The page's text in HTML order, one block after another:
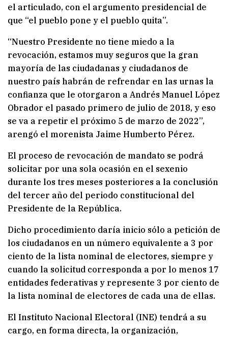
el articulado, con el argumento presidencial de
que “el pueblo pone y el pueblo quita”.
“Nuestro Presidente no tiene miedo a la
revocación, estamos muy seguros que la gran
mayoría de las ciudadanas y ciudadanos de
nuestro país habrán de refrendar en las urnas la
confianza que le otorgaron a Andrés Manuel López
Obrador el pasado primero de julio de 2018, y eso
se va a repetir el próximo 5 de marzo de 2022”,
arengó el morenista Jaime Humberto Pérez.
El proceso de revocación de mandato se podrá
solicitar por una sola ocasión en el sexenio
durante los tres meses posteriores a la conclusión
del tercer año del periodo constitucional del
Presidente de la República.
Dicho procedimiento daría inicio sólo a petición de
los ciudadanos en un número equivalente a 3 por
ciento de la lista nominal de electores, siempre y
cuando la solicitud corresponda a por lo menos 17
entidades federativas y represente 3 por ciento de
la lista nominal de electores de cada una de ellas.
El Instituto Nacional Electoral (INE) tendrá a su
cargo, en forma directa, la organización,